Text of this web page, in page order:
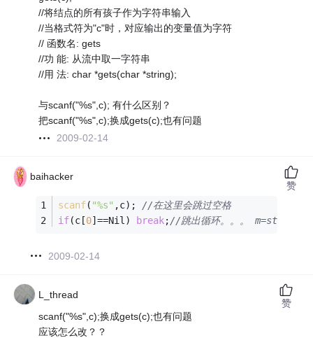
//将结点的所有孩子作为字符串输入
//当格式符为"c"时，对应输出的变量值为字符
// 函数名: gets
//功 能: 从流中取一字符串
//用 法: char *gets(char *string);
与scanf("%s",c); 有什么区别？
把scanf("%s",c);换成gets(c);也有问题
2009-02-14
baihacker
scanf( "%s" ,c); //在这里会跳过空格
if(c[0]==Nil) break;//跳出循环。。。
2009-02-14
赞
L_thread
scanf("%s",c);换成gets(c);也有问题
应该怎么改？？
赞